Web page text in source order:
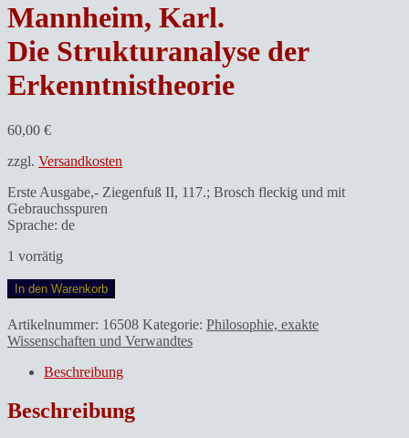
Mannheim, Karl.
Die Strukturanalyse der
Erkenntnistheorie
60,00 €
zzgl. Versandkosten
Erste Ausgabe,- Ziegenfuß II, 117.; Brosch fleckig und mit
Gebrauchsspuren
Sprache: de
1 vorrätig
Mannheim,
Karl.Die
Strukturanalyse
der
Erkenntnistheorie
Menge
In den Warenkorb
Artikelnummer: 16508 Kategorie: Philosophie, exakte
Wissenschaften und Verwandtes
Beschreibung
Beschreibung